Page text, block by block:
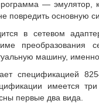
— эмулятор,
повредить основную
в сетевом
преобразования
машину,
спецификацией
имеется
первые два вида.